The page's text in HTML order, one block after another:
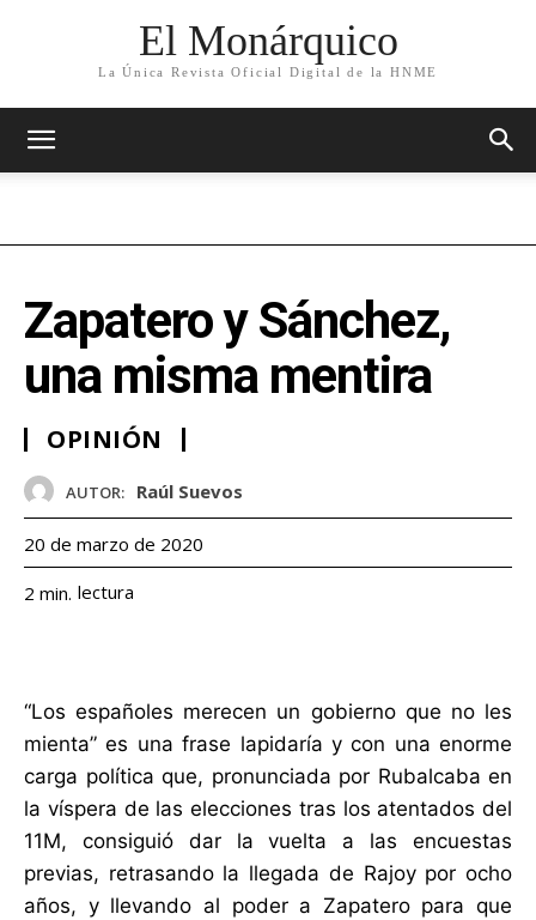
El Monárquico
La Única Revista Oficial Digital de la HNME
Zapatero y Sánchez,
una misma mentira
OPINIÓN
AUTOR: Raúl Suevos
20 de marzo de 2020
2 min. lectura
“Los españoles merecen un gobierno que no les
mienta” es una frase lapidaría y con una enorme
carga política que, pronunciada por Rubalcaba en
la víspera de las elecciones tras los atentados del
11M, consiguió dar la vuelta a las encuestas
previas, retrasando la llegada de Rajoy por ocho
años, y llevando al poder a Zapatero para que